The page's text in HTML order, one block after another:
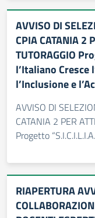
AVVISO DI
CPIA CATANIA 2
TUTORAGGIO
l’Italiano Cresce
l’Inclusione e
AVVISO DI
CATANIA 2 PER
Progetto
RIAPERTURA